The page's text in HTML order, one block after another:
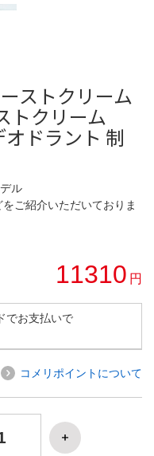
ストクリーム
トクリーム
オドラント 制
ル
ご紹介いただいておりま
11310 円
でお支払いで
コメリポイントについて